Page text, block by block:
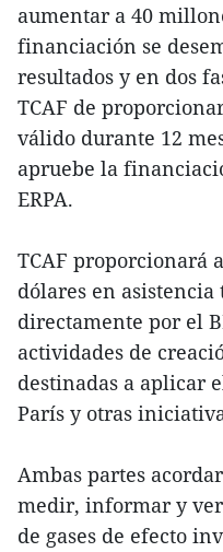
aumentar a 40
financiación se
resultados y en dos
TCAF de
válido durante 12
apruebe la
ERPA.
TCAF proporcionará
dólares en
directamente por el
actividades de
destinadas a aplicar
París y otras
Ambas partes
medir, informar y
de gases de efecto